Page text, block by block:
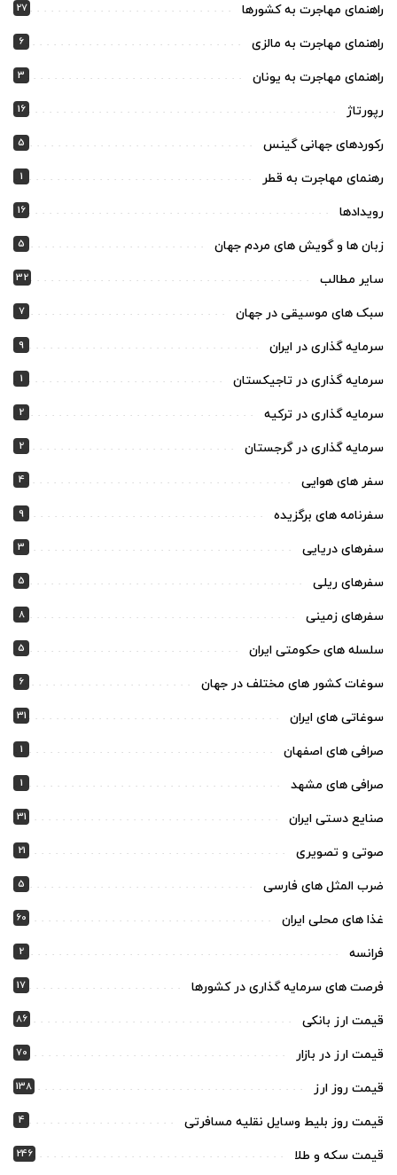
راهنمای مهاجرت به کشورها 27
راهنمای مهاجرت به مالزی 6
راهنمای مهاجرت به یونان 3
رپورتاژ 16
رکوردهای جهانی گینس 5
رهنمای مهاجرت به قطر 1
رویدادها 16
زبان ها و گویش های مردم جهان 5
سایر مطالب 32
سبک های موسیقی در جهان 7
سرمایه گذاری در ایران 9
سرمایه گذاری در تاجیکستان 1
سرمایه گذاری در ترکیه 2
سرمایه گذاری در گرجستان 2
سفر های هوایی 4
سفرنامه های برگزیده 9
سفرهای دریایی 3
سفرهای ریلی 5
سفرهای زمینی 8
سلسله های حکومتی ایران 5
سوغات کشور های مختلف در جهان 6
سوغاتی های ایران 31
صرافی های اصفهان 1
صرافی های مشهد 1
صنایع دستی ایران 31
صوتی و تصویری 21
ضرب المثل های فارسی 5
غذا های محلی ایران 60
فرانسه 2
فرصت های سرمایه گذاری در کشورها 17
قیمت ارز بانکی 86
قیمت ارز در بازار 70
قیمت روز ارز 138
قیمت روز بلیط وسایل نقلیه مسافرتی 4
قیمت سکه و طلا 246